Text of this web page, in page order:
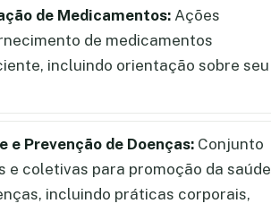
de Medicamentos:Ações
de medicamentos
incluindo orientação sobre seu
e Prevenção de Doenças: Conjunto
e coletivas para promoção da saúde
incluindo práticas corporais,